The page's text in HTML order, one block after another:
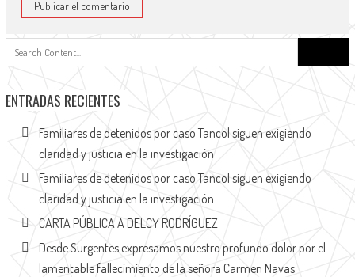
ENTRADAS RECIENTES
Familiares de detenidos por caso Tancol siguen exigiendo
claridad y justicia en la investigación
Familiares de detenidos por caso Tancol siguen exigiendo
claridad y justicia en la investigación
CARTA PÚBLICA A DELCY RODRÍGUEZ
Desde Surgentes expresamos nuestro profundo dolor por el
lamentable fallecimiento de la señora Carmen Navas